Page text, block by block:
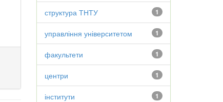
1
структура ТНТУ
1
управління університетом
1
факультети
1
центри
1
інститути